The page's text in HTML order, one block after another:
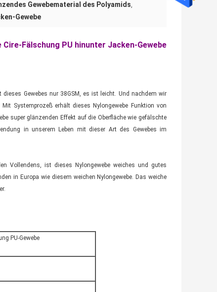
Gewebematerial des Polyamids,
Gewebe
Fälschung PU hinunter Jacken-Gewebe
Gewebes nur 38GSM, es ist leicht. Und nachdem wir
Systemprozeß erhält dieses Nylongewebe Funktion von
super glänzenden Effekt auf die Oberfläche wie gefälschte
in unserem Leben mit dieser Art des Gewebes im
Vollendens, ist dieses Nylongewebe weiches und gutes
in Europa wie diesem weichen Nylongewebe. Das weiche
PU-Gewebe